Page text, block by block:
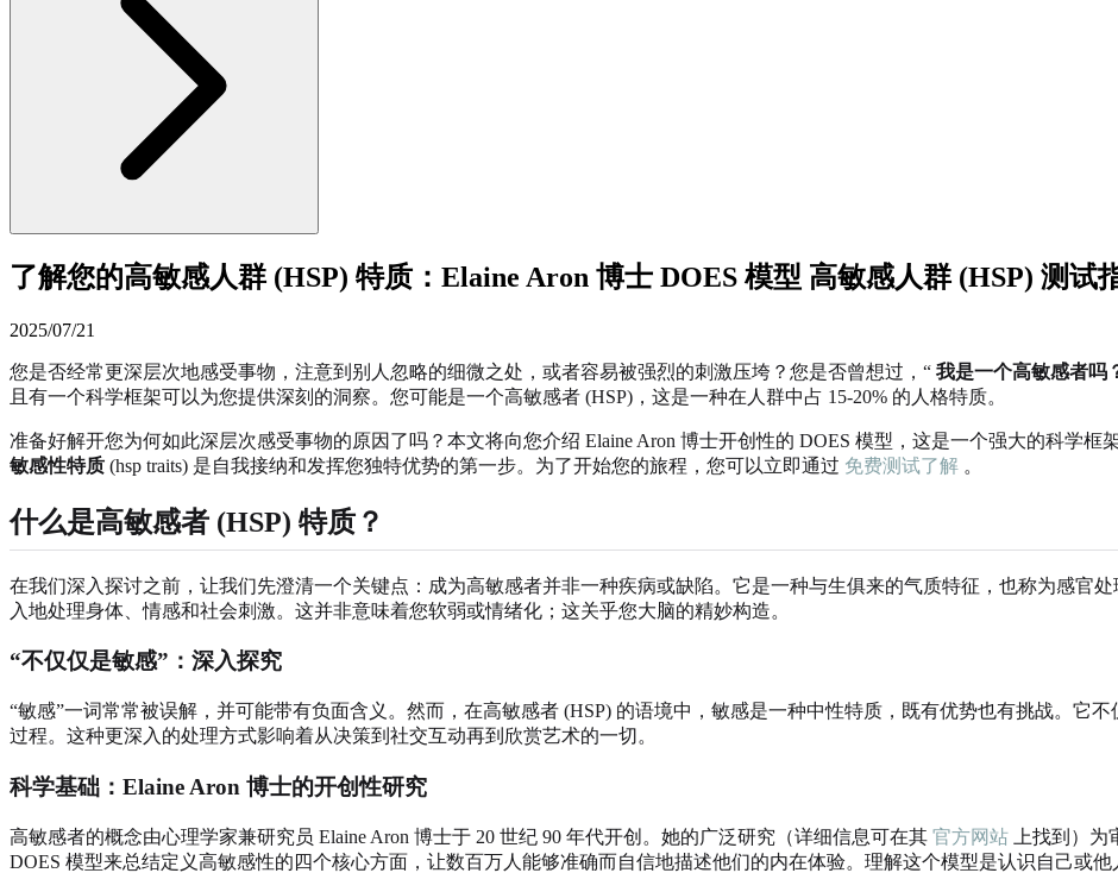
了解您的高敏感人群 (HSP) 特质：Elaine Aron 博士 DOES 模型 高敏感人群 (HSP) 测试
2025/07/21
您是否经常更深层次地感受事物，注意到别人忽略的细微之处，或者容易被强烈的刺激压垮？您是否曾想过，“ 我是一个高敏感者吗
且有一个科学框架可以为您提供深刻的洞察。您可能是一个高敏感者 (HSP)，这是一种在人群中占 15-20% 的人格特质。
准备好解开您为何如此深层次感受事物的原因了吗？本文将向您介绍 Elaine Aron 博士开创性的 DOES 模型，这是一个强大的科学
敏感性特质 (hsp traits) 是自我接纳和发挥您独特优势的第一步。为了开始您的旅程，您可以立即通过 免费测试了解 。
什么是高敏感者 (HSP) 特质？
在我们深入探讨之前，让我们先澄清一个关键点：成为高敏感者并非一种疾病或缺陷。它是一种与生俱来的气质特征，也称为感官
入地处理身体、情感和社会刺激。这并非意味着您软弱或情绪化；这关乎您大脑的精妙构造。
“不仅仅是敏感”：深入探究
“敏感”一词常常被误解，并可能带有负面含义。然而，在高敏感者 (HSP) 的语境中，敏感是一种中性特质，既有优势也有挑战。它
过程。这种更深入的处理方式影响着从决策到社交互动再到欣赏艺术的一切。
科学基础：Elaine Aron 博士的开创性研究
高敏感者的概念由心理学家兼研究员 Elaine Aron 博士于 20 世纪 90 年代开创。她的广泛研究（详细信息可在其 官方网站 上找到）为
DOES 模型来总结定义高敏感性的四个核心方面，让数百万人能够准确而自信地描述他们的内在体验。理解这个模型是认识自己或他